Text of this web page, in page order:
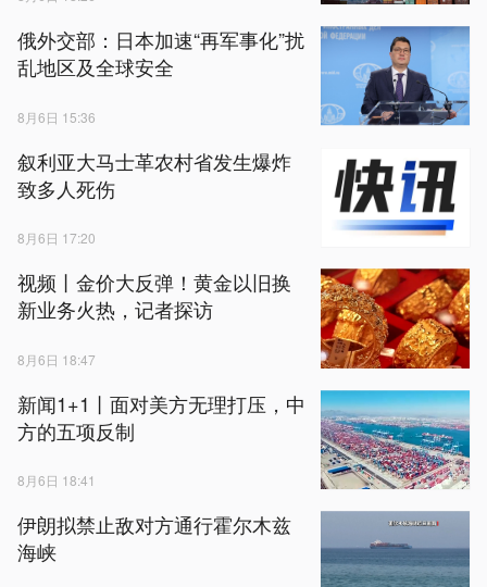
俄外交部：日本加速“再军事化”扰
乱地区及全球安全
8月6日 15:36
叙利亚大马士革农村省发生爆炸
致多人死伤
8月6日 17:20
视频丨金价大反弹！黄金以旧换
新业务火热，记者探访
8月6日 18:47
新闻1+1丨面对美方无理打压，中
方的五项反制
8月6日 18:41
伊朗拟禁止敌对方通行霍尔木兹
海峡